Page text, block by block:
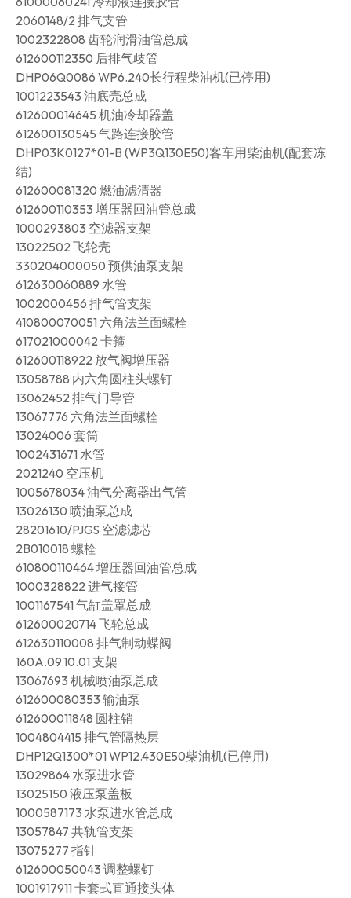
2060148/2 排气支管
1002322808 齿轮润滑油管总成
612600112350 后排气歧管
DHP06Q0086 WP6.240长行程柴油机(已停用)
1001223543 油底壳总成
612600014645 机油冷却器盖
612600130545 气路连接胶管
DHP03K0127*01-B (WP3Q130E50)客车用柴油机(配套冻
结)
612600081320 燃油滤清器
612600110353 增压器回油管总成
1000293803 空滤器支架
13022502 飞轮壳
330204000050 预供油泵支架
612630060889 水管
1002000456 排气管支架
410800070051 六角法兰面螺栓
617021000042 卡箍
612600118922 放气阀增压器
13058788 内六角圆柱头螺钉
13062452 排气门导管
13067776 六角法兰面螺栓
13024006 套筒
1002431671 水管
2021240 空压机
1005678034 油气分离器出气管
13026130 喷油泵总成
28201610/PJGS 空滤滤芯
2B010018 螺栓
610800110464 增压器回油管总成
1000328822 进气接管
1001167541 气缸盖罩总成
612600020714 飞轮总成
612630110008 排气制动蝶阀
160A.09.10.01 支架
13067693 机械喷油泵总成
612600080353 输油泵
612600011848 圆柱销
1004804415 排气管隔热层
DHP12Q1300*01 WP12.430E50柴油机(已停用)
13029864 水泵进水管
13025150 液压泵盖板
1000587173 水泵进水管总成
13057847 共轨管支架
13075277 指针
612600050043 调整螺钉
1001917911 卡套式直通接头体